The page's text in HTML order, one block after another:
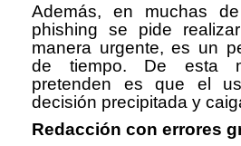
Además, en muchas
phishing se pide
manera urgente, es un
de tiempo. De esta
pretenden es que el
decisión precipitada y
Redacción con errores